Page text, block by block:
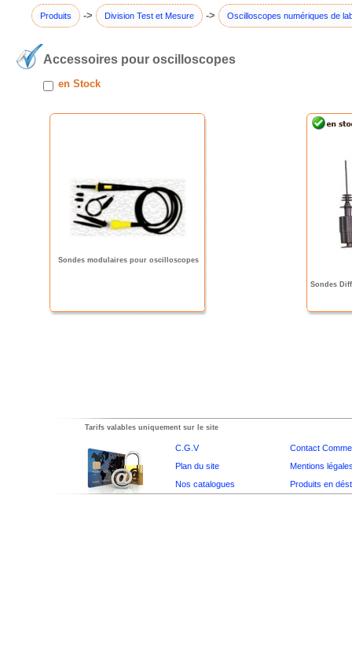
Produits -> Division Test et Mesure -> Oscilloscopes numériques de
Accessoires pour oscilloscopes
en Stock
Sondes modulaires pour oscilloscopes
Sondes
Tarifs valables uniquement sur le site
C.G.V
Contact
Plan du site
Mentions
Nos catalogues
Produits en